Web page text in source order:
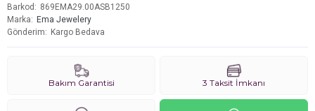
Barkod
869EMA29.00ASB1250
Marka
Ema Jewelery
Gönderim
Kargo Bedava
Bakım Garantisi 3 Taksit İmkanı